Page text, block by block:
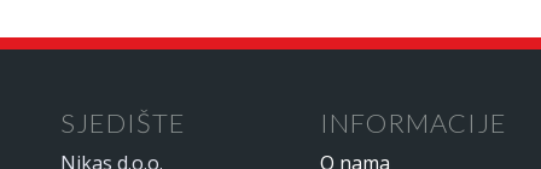
SJEDIŠTE
Nikas d.o.o.
INFORMACIJE
O nama